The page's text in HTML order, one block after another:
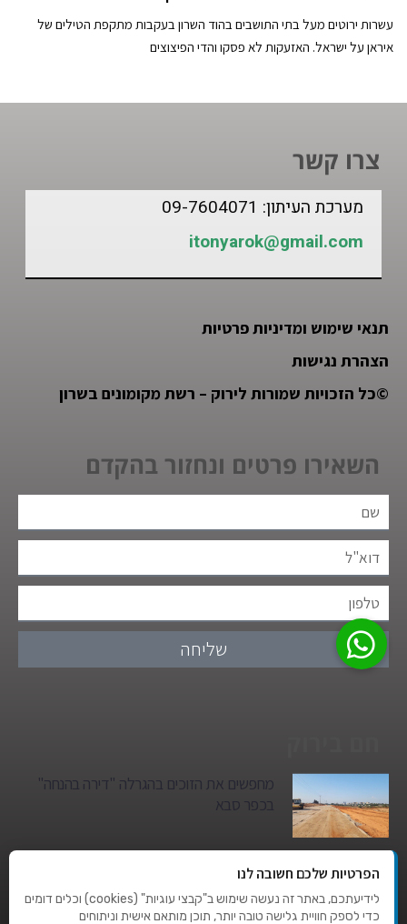
עשרות ירוטים מעל בתי התושבים בהוד השרון בעקבות מתקפת הטילים של
איראן על ישראל. האזעקות לא פסקו והדי הפיצוצים
צרו קשר
מערכת העיתון: 09-7604071
itonyarok@gmail.com
תנאי שימוש ומדיניות פרטיות
הצהרת נגישות
©כל הזכויות שמורות לירוק – רשת מקומונים בשרון
השאירו פרטים ונחזור בהקדם
שליחה
מחפשים את הזוכים בהגרלה "דירה בהנחה"
בכפר סבא
גן הילדים של מרים סיטי יהפוך למגדל מגורים:
סגירת מעגל היסטורית במגדיאלהפרטיות שלכם חשובה לנו
לידיעתכם, באתר זה נעשה שימוש ב"קבצי עוגיות" (cookies) וכלים דומים
כדי לספק חוויית גלישה טובה יותר, תוכן מותאם אישית וניתוחים